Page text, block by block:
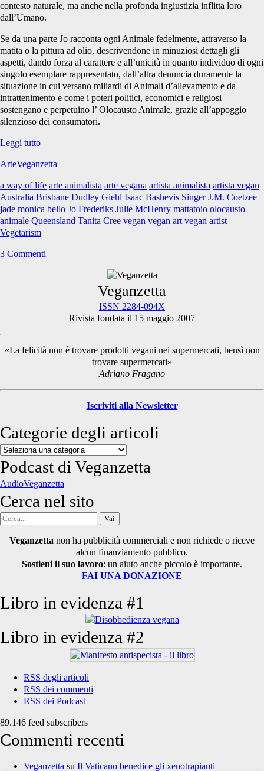
contesto naturale, ma anche nella profonda ingiustizia inflitta loro
dall’Umano.
Se da una parte Jo racconta ogni Animale fedelmente, attraverso la
matita o la pittura ad olio, descrivendone in minuziosi dettagli gli
aspetti, dando forza al carattere e all’unicità in quanto individuo di ogni
singolo esemplare rappresentato, dall’altra denuncia duramente la
situazione in cui versano miliardi di Animali d’allevamento e da
intrattenimento e come i poteri politici, economici e religiosi
sostengano e perpetuino l’ Olocausto Animale, grazie all’appoggio
silenzioso dei consumatori.
Leggi tuttoJo
ArteVeganzetta
a way of life arte animalista arte vegana artista animalista artista vegan
Australia Brisbane Dudley Giehl Isaac Bashevis Singer J.M. Coetzee
jade monica bello Jo Frederiks Julie McHenry mattatoio olocausto
animale Queensland Tanita Cree vegan vegan art vegan artist
Vegetarism
3 Commenti
Sidebar
Veganzetta
ISSN 2284-094X
Rivista fondata il 15 maggio 2007
«La felicità non è trovare prodotti vegani nei supermercati, bensì non
trovare supermercati»
Adriano Fragano
Iscriviti alla Newsletter
Categorie degli articoli
Categorie
degli
articoli
Podcast di Veganzetta
AudioVeganzetta
Cerca nel sito
Cerca
Veganzetta non ha pubblicità commerciali e non richiede o riceve
alcun finanziamento pubblico.
Sostieni il suo lavoro: un aiuto anche piccolo è importante.
FAI UNA DONAZIONE
Libro in evidenza #1
Libro in evidenza #2
RSS degli articoli
RSS dei commenti
RSS dei Podcast
89.146 feed subscribers
Commenti recenti
Veganzetta su Il Vaticano benedice gli xenotrapianti